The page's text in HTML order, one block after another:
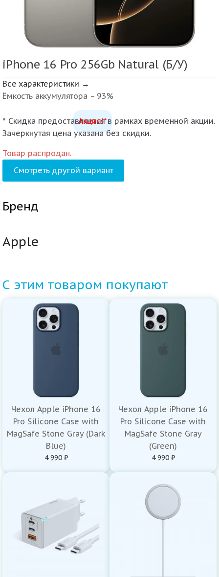
iPhone 16 Pro 256Gb Natural (Б/У)
Все характеристики →
Ёмкость аккумулятора – 93%
Акция!*
* Скидка предоставляется в рамках временной акции.
Зачеркнутая цена указана без скидки.
Товар распродан.
Смотреть другой вариант
Бренд
Apple
С этим товаром покупают
Чехол Apple iPhone 16
Pro Silicone Case with
MagSafe Stone Gray (Dark
Blue)
4 990 ₽
Чехол Apple iPhone 16
Pro Silicone Case with
MagSafe Stone Gray
(Green)
4 990 ₽